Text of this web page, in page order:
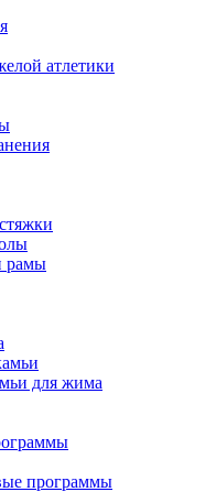
атлетики
рамы
для жима
программы